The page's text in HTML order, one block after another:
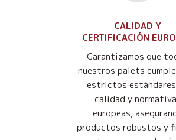
CALIDAD Y
CERTIFICACIÓN
Garantizamos que
nuestros palets
estrictos
calidad y
europeas,
productos robustos y